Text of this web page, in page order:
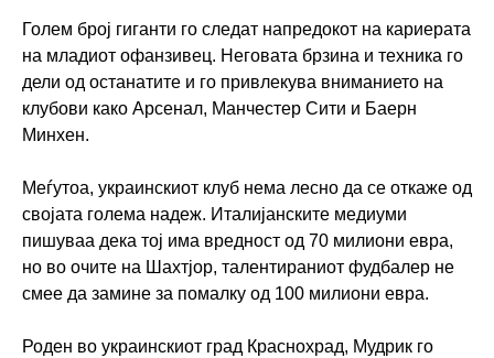
Голем број гиганти го следат напредокот на кариерата
на младиот офанзивец. Неговата брзина и техника го
дели од останатите и го привлекува вниманието на
клубови како Арсенал, Манчестер Сити и Баерн
Минхен.
Меѓутоа, украинскиот клуб нема лесно да се откаже од
својата голема надеж. Италијанските медиуми
пишуваа дека тој има вредност од 70 милиони евра,
но во очите на Шахтјор, талентираниот фудбалер не
смее да замине за помалку од 100 милиони евра.
Роден во украинскиот град Краснохрад, Мудрик го